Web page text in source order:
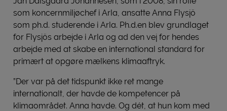
som koncernmiljøchef i Arla, ansatte Anna Flysjö
som ph.d. studerende i Arla. Ph.d.en blev grundlaget
for Flysjös arbejde i Arla og ad den vej for hendes
arbejde med at skabe en international standard for
primært at opgøre mælkens klimaaftryk.
”Der var på det tidspunkt ikke ret mange
internationalt, der havde de kompetencer på
klimaområdet. Anna havde. Og dét, at hun kom med